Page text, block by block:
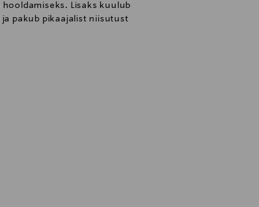
Lisaks kuulub
pakub pikaajalist niisutust